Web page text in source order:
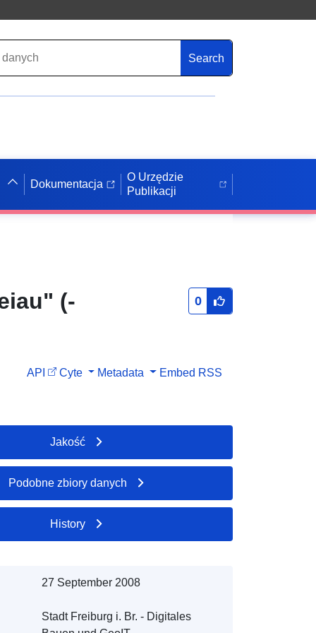
Search
Dokumentacja
O Urzędzie
Publikacji
(-
0
API Cyte Metadata Embed RSS
Jakość
Podobne zbiory danych
History
27 September 2008
Stadt Freiburg i. Br. - Digitales